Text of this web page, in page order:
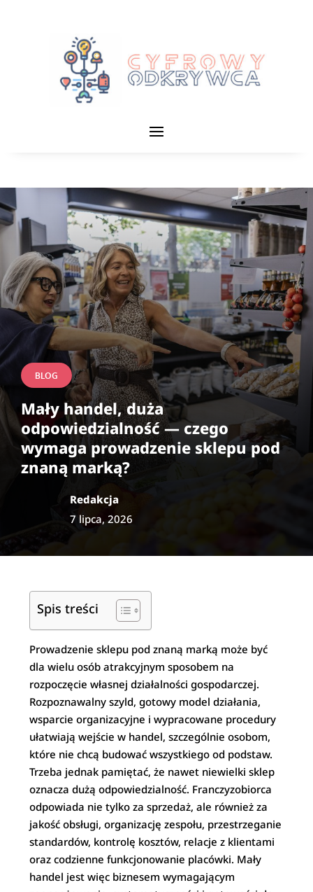
BLOG
Mały handel, duża
odpowiedzialność — czego
wymaga prowadzenie sklepu pod
znaną marką?
Redakcja
7 lipca, 2026
Spis treści
Prowadzenie sklepu pod znaną marką może być
dla wielu osób atrakcyjnym sposobem na
rozpoczęcie własnej działalności gospodarczej.
Rozpoznawalny szyld, gotowy model działania,
wsparcie organizacyjne i wypracowane procedury
ułatwiają wejście w handel, szczególnie osobom,
które nie chcą budować wszystkiego od podstaw.
Trzeba jednak pamiętać, że nawet niewielki sklep
oznacza dużą odpowiedzialność. Franczyzobiorca
odpowiada nie tylko za sprzedaż, ale również za
jakość obsługi, organizację zespołu, przestrzeganie
standardów, kontrolę kosztów, relacje z klientami
oraz codzienne funkcjonowanie placówki. Mały
handel jest więc biznesem wymagającym